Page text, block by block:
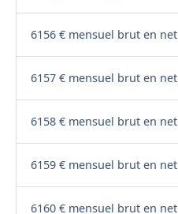
6156 € mensuel brut en net
6157 € mensuel brut en net
6158 € mensuel brut en net
6159 € mensuel brut en net
6160 € mensuel brut en net